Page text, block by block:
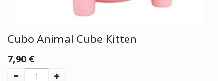
Cubo Animal Cube Kitten
7,90 €